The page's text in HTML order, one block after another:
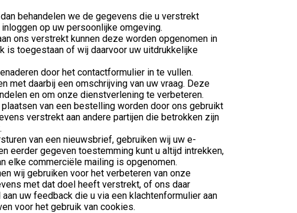
behandelen we de gegevens die u verstrekt
op uw persoonlijke omgeving.
ons verstrekt kunnen deze worden opgenomen in
is toegestaan of wij daarvoor uw uitdrukkelijke
door het contactformulier in te vullen.
met daarbij een omschrijving van uw vraag. Deze
en om onze dienstverlening te verbeteren.
van een bestelling worden door ons gebruikt
verstrekt aan andere partijen die betrokken zijn
van een nieuwsbrief, gebruiken wij uw e-
eerder gegeven toestemming kunt u altijd intrekken,
elke commerciële mailing is opgenomen.
wij gebruiken voor het verbeteren van onze
met dat doel heeft verstrekt, of ons daar
uw feedback die u via een klachtenformulier aan
voor het gebruik van cookies.